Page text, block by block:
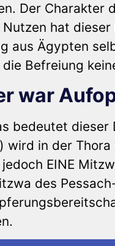
Der
Nutzen hat
aus Ägypten
Befreiung
war
bedeutet dieser
wird in der
EINE
des